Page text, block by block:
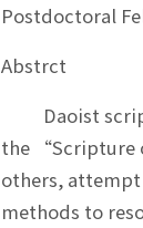
Postdoctoral
Abstrct
Daoist
the “Scripture
others,
methods to